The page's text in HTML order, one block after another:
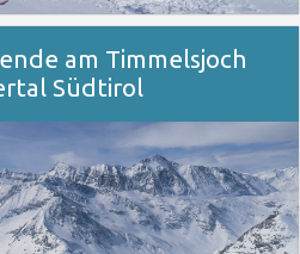
am Timmelsjoch
Südtirol